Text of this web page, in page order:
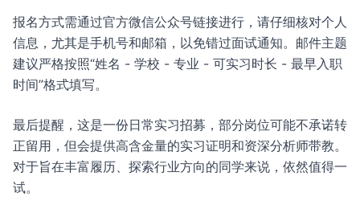
报名方式需通过官方微信公众号链接进行，请仔细核对个人
信息，尤其是手机号和邮箱，以免错过面试通知。邮件主题
建议严格按照“姓名 - 学校 - 专业 - 可实习时长 - 最早入职
时间”格式填写。
最后提醒，这是一份日常实习招募，部分岗位可能不承诺转
正留用，但会提供高含金量的实习证明和资深分析师带教。
对于旨在丰富履历、探索行业方向的同学来说，依然值得一
试。